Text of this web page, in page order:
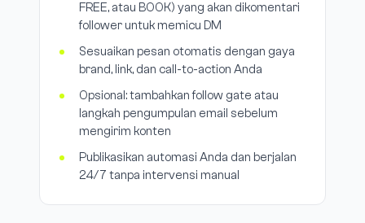
FREE, atau BOOK) yang akan dikomentari
follower untuk memicu DM
Sesuaikan pesan otomatis dengan gaya
brand, link, dan call-to-action Anda
Opsional: tambahkan follow gate atau
langkah pengumpulan email sebelum
mengirim konten
Publikasikan automasi Anda dan berjalan
24/7 tanpa intervensi manual